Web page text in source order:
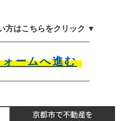
方はこちらをクリック ▼
ームへ進む